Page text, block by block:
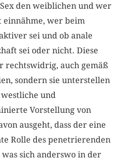
den weiblichen und wer
einnähme, wer beim
sei und ob anale
sei oder nicht. Diese
rechtswidrig, auch gemäß
sondern sie unterstellen
und
Vorstellung von
ausgeht, dass der eine
Rolle des penetrierenden
sich anderswo in der